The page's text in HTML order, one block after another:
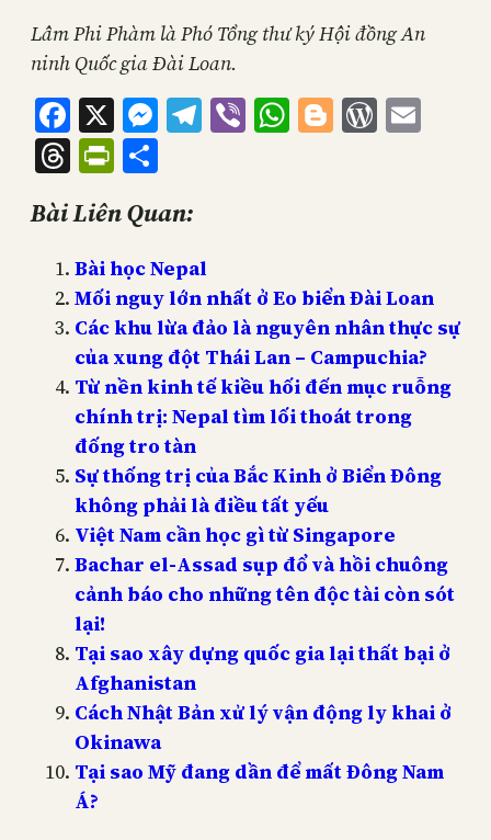
Lâm Phi Phàm là Phó Tổng thư ký Hội đồng An
ninh Quốc gia Đài Loan.
Facebook
X Messenger
Telegram
ViberWhatsApp
Blogger
ThreadsPrintFriendly
Bài Liên Quan:
Bài học Nepal
Mối nguy lớn nhất ở Eo biển Đài Loan
Các khu lừa đảo là nguyên nhân thực sự
của xung đột Thái Lan – Campuchia?
Từ nền kinh tế kiều hối đến mục ruỗng
chính trị: Nepal tìm lối thoát trong
đống tro tàn
Sự thống trị của Bắc Kinh ở Biển Đông
không phải là điều tất yếu
Việt Nam cần học gì từ Singapore
Bachar el-Assad sụp đổ và hồi chuông
cảnh báo cho những tên độc tài còn sót
lại!
Tại sao xây dựng quốc gia lại thất bại ở
Afghanistan
Cách Nhật Bản xử lý vận động ly khai ở
Okinawa
Tại sao Mỹ đang dần để mất Đông Nam
Á?